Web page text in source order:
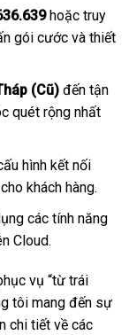
hoặc truy
gói cước và thiết
(Cũ)đến tận
quét rộng nhất
hình kết nối
khách hàng.
các tính năng
Cloud.
vụ “từ trái
tôi mang đến sự
chi tiết về các